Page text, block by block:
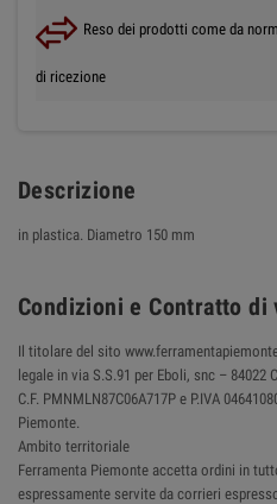
Reso dei prodotti come da
di ricezione
Descrizione
in plastica. Diametro 150 mm
Condizioni e Contratto di
Il titolare del sito
legale in via S.S.91 per Eboli, snc – 84022
C.F. PMNMLN87C06A717P e P.IVA
Piemonte.
Ambito territoriale
Ferramenta Piemonte accetta ordini in
espressamente servite da corrieri